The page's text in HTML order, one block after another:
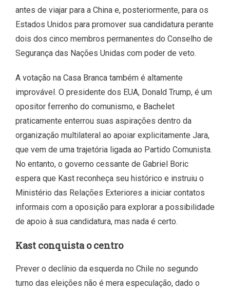
antes de viajar para a China e, posteriormente, para os
Estados Unidos para promover sua candidatura perante
dois dos cinco membros permanentes do Conselho de
Segurança das Nações Unidas com poder de veto.
A votação na Casa Branca também é altamente
improvável. O presidente dos EUA, Donald Trump, é um
opositor ferrenho do comunismo, e Bachelet
praticamente enterrou suas aspirações dentro da
organização multilateral ao apoiar explicitamente Jara,
que vem de uma trajetória ligada ao Partido Comunista.
No entanto, o governo cessante de Gabriel Boric
espera que Kast reconheça seu histórico e instruiu o
Ministério das Relações Exteriores a iniciar contatos
informais com a oposição para explorar a possibilidade
de apoio à sua candidatura, mas nada é certo.
Kast conquista o centro
Prever o declínio da esquerda no Chile no segundo
turno das eleições não é mera especulação, dado o